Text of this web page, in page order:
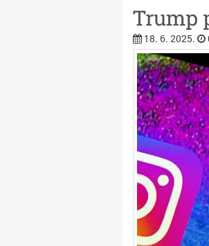
Trump
18. 6. 2025.